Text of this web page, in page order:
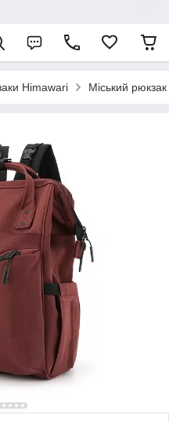
Himawari Міський